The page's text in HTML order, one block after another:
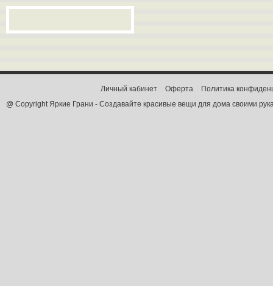
@ Copyright Яркие Грани - Создавайте красивые вещи для дома своими
Личный кабинет Оферта Политика